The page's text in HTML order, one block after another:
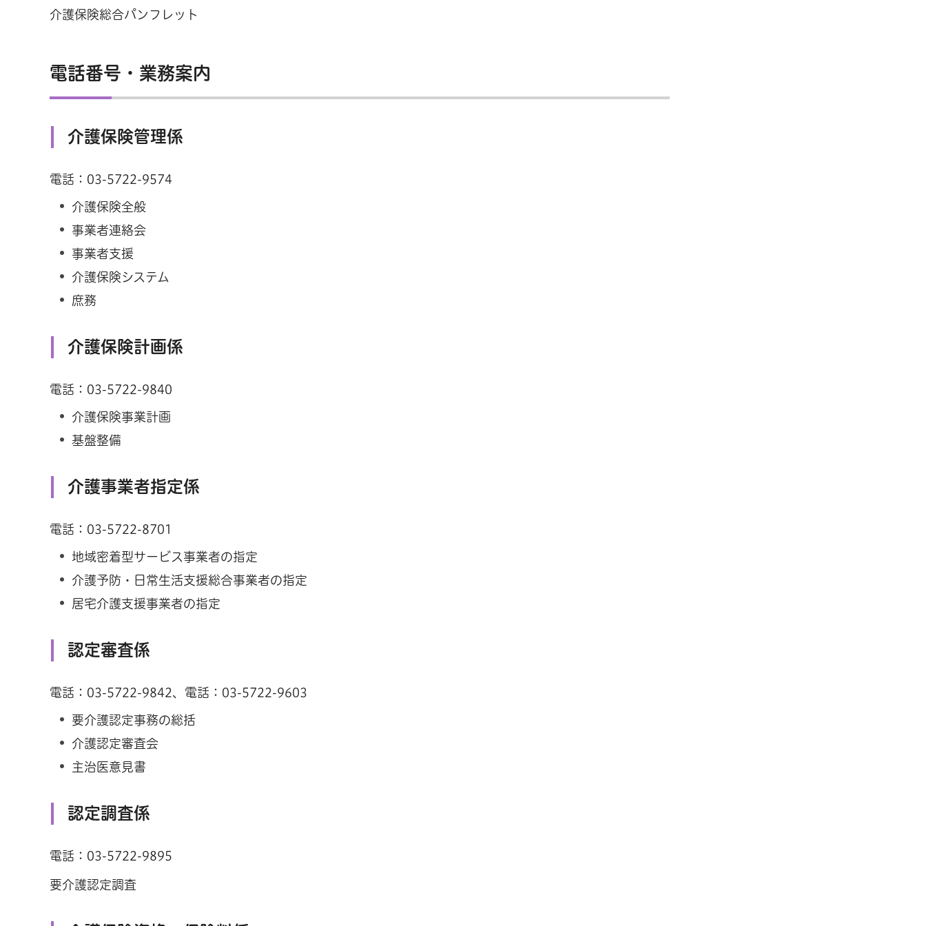
介護保険総合パンフレット
電話番号・業務案内
介護保険管理係
電話：03-5722-9574
介護保険全般
事業者連絡会
事業者支援
介護保険システム
庶務
介護保険計画係
電話：03-5722-9840
介護保険事業計画
基盤整備
介護事業者指定係
電話：03-5722-8701
地域密着型サービス事業者の指定
介護予防・日常生活支援総合事業者の指定
居宅介護支援事業者の指定
認定審査係
電話：03-5722-9842、電話：03-5722-9603
要介護認定事務の総括
介護認定審査会
主治医意見書
認定調査係
電話：03-5722-9895
要介護認定調査